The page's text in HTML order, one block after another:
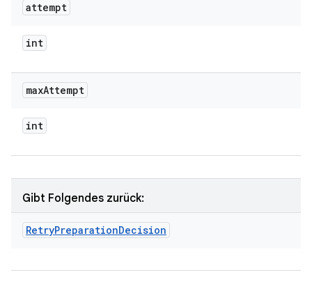
attempt
int
maxAttempt
int
Gibt Folgendes zurück:
RetryPreparationDecision